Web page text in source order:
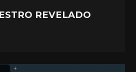
REVELADO